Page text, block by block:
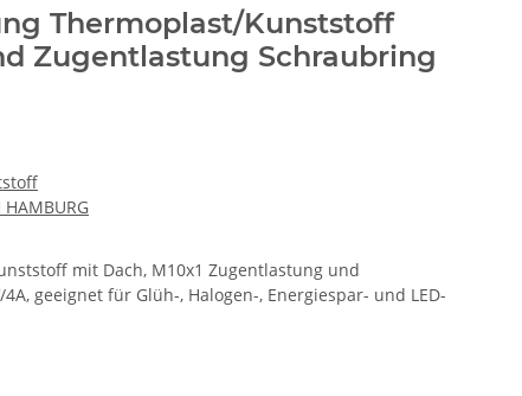
Thermoplast/Kunststoff
Zugentlastung Schraubring
HAMBURG
mit Dach, M10x1 Zugentlastung und
geeignet für Glüh-, Halogen-, Energiespar- und LED-